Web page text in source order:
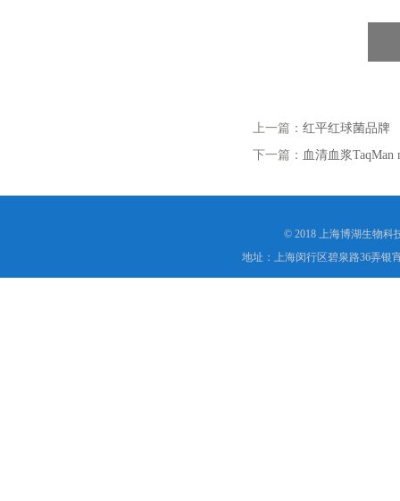
上一篇： 红平红球菌品牌
下一篇： 血清血浆
© 2018 上海博湖生物科
地址：上海闵行区碧泉路36弄银